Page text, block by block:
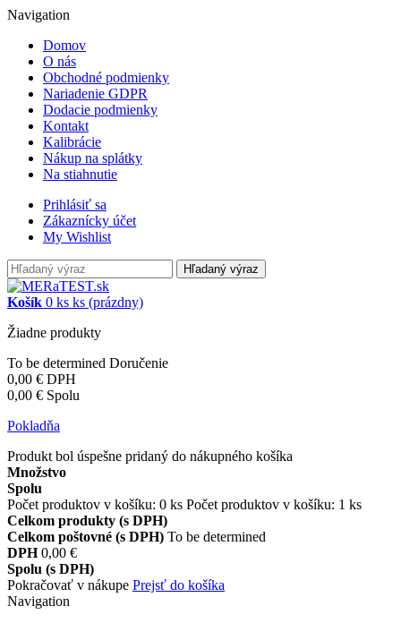
Navigation
Domov
O nás
Obchodné podmienky
Nariadenie GDPR
Dodacie podmienky
Kontakt
Kalibrácie
Nákup na splátky
Na stiahnutie
Prihlásiť sa
Zákaznícky účet
My Wishlist
Hľadaný výraz
Košík 0 ks ks (prázdny)
Žiadne produkty
To be determined Doručenie
0,00 € DPH
0,00 € Spolu
Pokladňa
Produkt bol úspešne pridaný do nákupného košíka
Množstvo
Spolu
Počet produktov v košíku: 0 ks Počet produktov v košíku: 1 ks
Celkom produkty (s DPH)
Celkom poštovné (s DPH) To be determined
DPH 0,00 €
Spolu (s DPH)
Pokračovať v nákupe Prejsť do košíka
Navigation